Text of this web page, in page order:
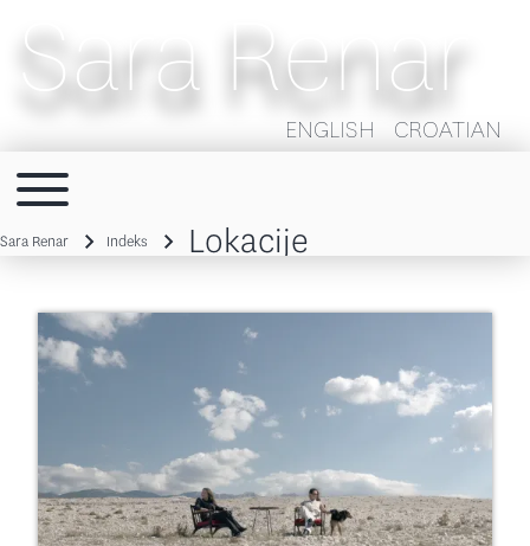
Sara Renar
ENGLISH CROATIAN
Main navigation
Toggle main menu
Breadcrumb
Sara Renar Indeks Lokacije
Image